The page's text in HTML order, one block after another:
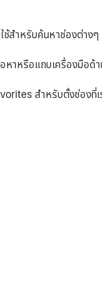
ช้สำหรับค้นหาช่องต่างๆ
หาหรือแถบเครื่องมือด้
สำหรับตั้งช่องที่